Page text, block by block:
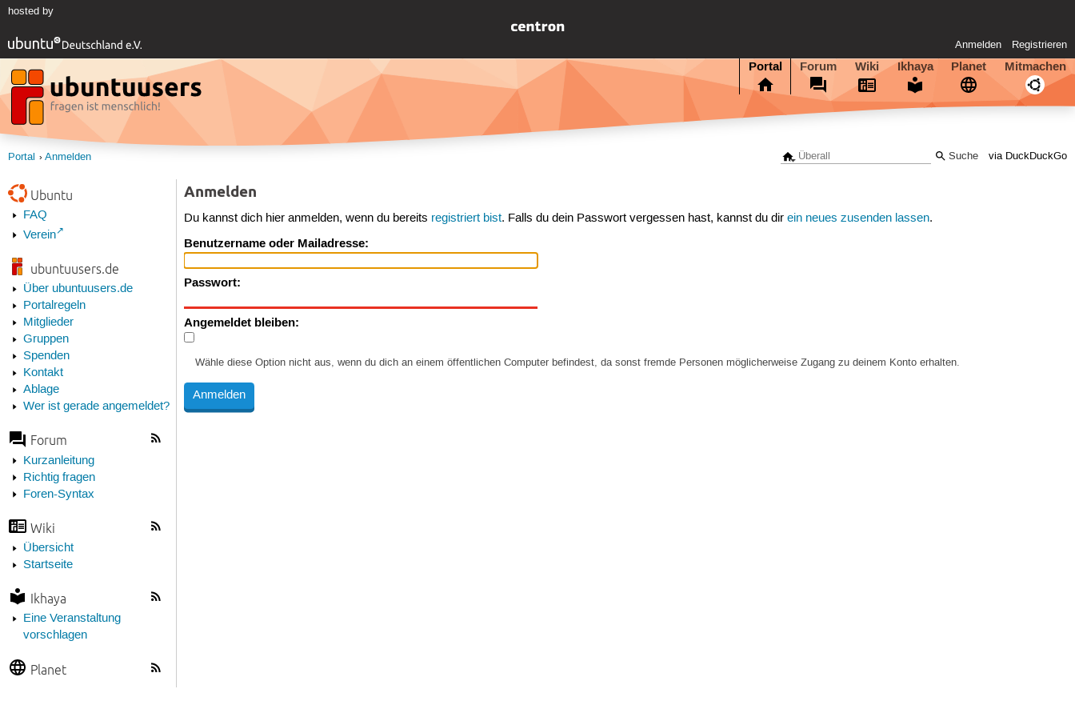
hosted by
Anmelden Registrieren
Portal Forum Wiki Ikhaya Planet Mitmachen
via DuckDuckGo
Portal Anmelden
Ubuntu
FAQ
Verein
ubuntuusers.de
Über ubuntuusers.de
Portalregeln
Mitglieder
Gruppen
Spenden
Kontakt
Ablage
Wer ist gerade angemeldet?
Forum
Kurzanleitung
Richtig fragen
Foren-Syntax
Wiki
Übersicht
Startseite
Ikhaya
Eine Veranstaltung
vorschlagen
Planet
Anmelden
Du kannst dich hier anmelden, wenn du bereits registriert bist. Falls du dein Passwort vergessen hast, kannst du direin neues zusenden lassen.
Benutzername oder Mailadresse:
Passwort:
Angemeldet bleiben:
Wähle diese Option nicht aus, wenn du dich an einem öffentlichen Computer befindest, da sonst fremde Personen möglicherweise Zugang zu deinem Konto erhalten.